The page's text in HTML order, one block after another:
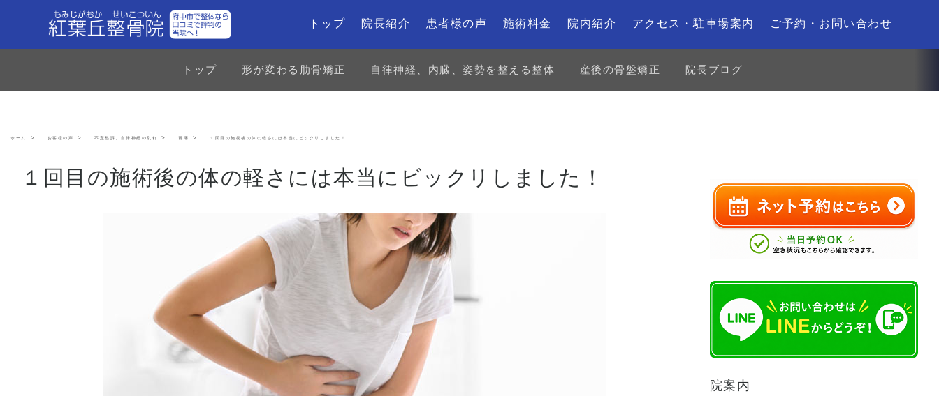
トップ 院長紹介 患者様の声 施術料金 院内紹介 アクセス・駐車場案内 ご予約・お問い合わせ
トップ 形が変わる肋骨矯正 自律神経、内臓、姿勢を整える整体 産後の骨盤矯正 院長ブログ
ホーム お客様の声 不定愁訴、自律神経の乱れ 胃痛 １回目の施術後の体の軽さには本当にビックリしました！
１回目の施術後の体の軽さには本当にビックリしました！
院案内